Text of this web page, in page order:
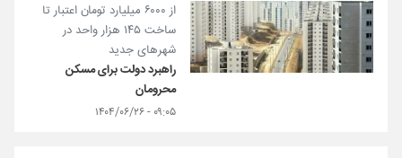
از ۶۰۰۰ میلیارد تومان اعتبار تا
ساخت ۱۴۵ هزار واحد در
شهرهای جدید
راهبرد دولت برای مسکن
محرومان
۰۹:۰۵ - ۱۴۰۴/۰۶/۲۶